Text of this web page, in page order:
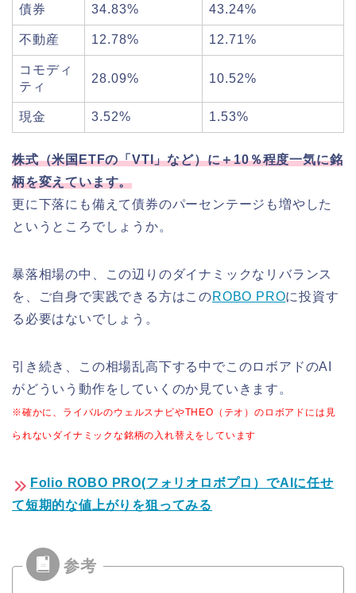
債券 34.83% 43.24%
不動産 12.78% 12.71%
コモディ
ティ
28.09% 10.52%
現金 3.52% 1.53%
株式（米国ETFの「VTI」など）に＋10％程度一気に銘
柄を変えています。
更に下落にも備えて債券のパーセンテージも増やした
というところでしょうか。
暴落相場の中、この辺りのダイナミックなリバランス
を、ご自身で実践できる方はこのROBO PROに投資す
る必要はないでしょう。
引き続き、この相場乱高下する中でこのロボアドのAI
がどういう動作をしていくのか見ていきます。
※確かに、ライバルのウェルスナビやTHEO（テオ）のロボアドには見
られないダイナミックな銘柄の入れ替えをしています
Folio ROBO PRO(フォリオロボプロ）でAIに任せ
て短期的な値上がりを狙ってみる